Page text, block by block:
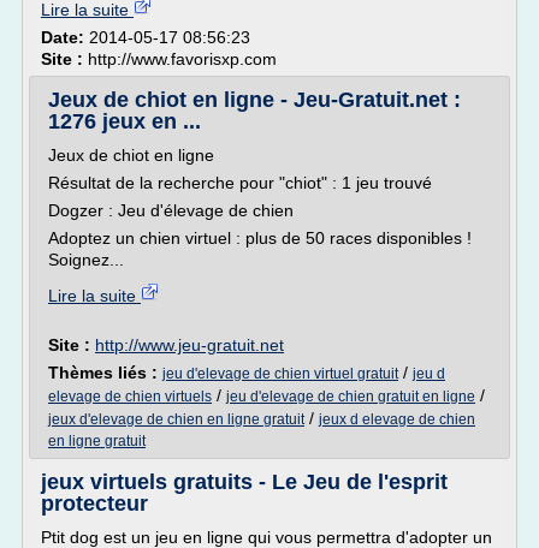
Lire la suite
Date: 2014-05-17 08:56:23
Site : http://www.favorisxp.com
Jeux de chiot en ligne - Jeu-Gratuit.net :
1276 jeux en ...
Jeux de chiot en ligne
Résultat de la recherche pour "chiot" : 1 jeu trouvé
Dogzer : Jeu d'élevage de chien
Adoptez un chien virtuel : plus de 50 races disponibles !
Soignez...
Lire la suite
Site : http://www.jeu-gratuit.net
Thèmes liés : jeu d'elevage de chien virtuel gratuit/ jeu d
elevage de chien virtuels / jeu d'elevage de chien gratuit en ligne /
jeux d'elevage de chien en ligne gratuit/ jeux d elevage de chien
en ligne gratuit
jeux virtuels gratuits - Le Jeu de l'esprit
protecteur
Ptit dog est un jeu en ligne qui vous permettra d'adopter un